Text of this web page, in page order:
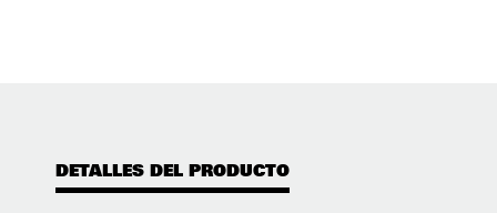
DETALLES DEL PRODUCTO